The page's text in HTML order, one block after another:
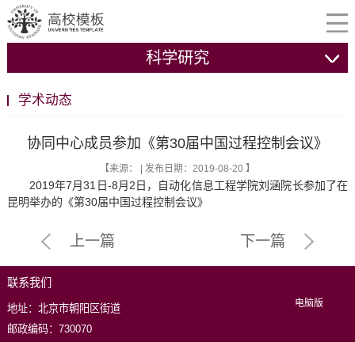
科学研究
学术动态
协同中心成员参加《第30届中国过程控制会议》
【来源： | 发布日期：2019-08-20 】
2019年7月31日-8月2日，自动化信息工程学院刘涵院长参加了在
昆明举办的《第30届中国过程控制会议》
上一篇 下一篇
联系我们
地址：北京市朝阳区街道
邮政编码：730070
电脑版